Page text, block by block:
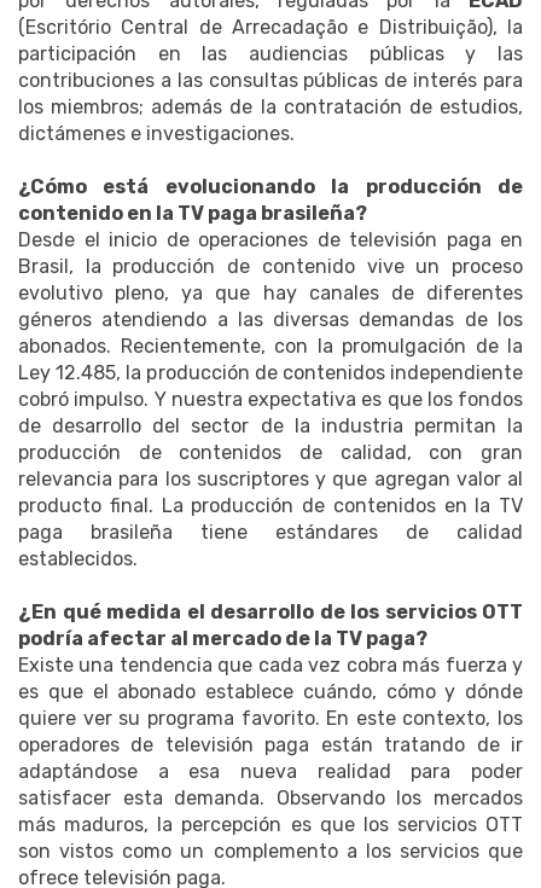
(Escritório Central de Arrecadação e Distribuição), la
participación en las audiencias públicas y las
contribuciones a las consultas públicas de interés para
los miembros; además de la contratación de estudios,
dictámenes e investigaciones.
¿Cómo está evolucionando la producción de
contenido en la TV paga brasileña?
Desde el inicio de operaciones de televisión paga en
Brasil, la producción de contenido vive un proceso
evolutivo pleno, ya que hay canales de diferentes
géneros atendiendo a las diversas demandas de los
abonados. Recientemente, con la promulgación de la
Ley 12.485, la producción de contenidos independiente
cobró impulso. Y nuestra expectativa es que los fondos
de desarrollo del sector de la industria permitan la
producción de contenidos de calidad, con gran
relevancia para los suscriptores y que agregan valor al
producto final. La producción de contenidos en la TV
paga brasileña tiene estándares de calidad
establecidos.
¿En qué medida el desarrollo de los servicios OTT
podría afectar al mercado de la TV paga?
Existe una tendencia que cada vez cobra más fuerza y
es que el abonado establece cuándo, cómo y dónde
quiere ver su programa favorito. En este contexto, los
operadores de televisión paga están tratando de ir
adaptándose a esa nueva realidad para poder
satisfacer esta demanda. Observando los mercados
más maduros, la percepción es que los servicios OTT
son vistos como un complemento a los servicios que
ofrece televisión paga.